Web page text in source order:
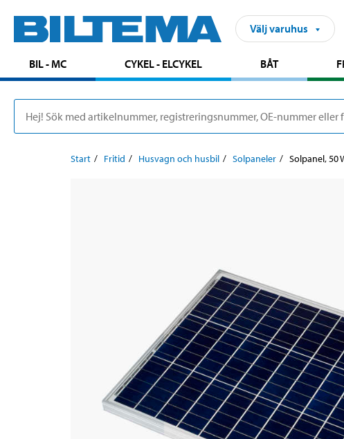
Välj varuhus
BIL - MC CYKEL - ELCYKEL BÅT
Start Fritid Husvagn och husbil Solpaneler Solpanel, 50